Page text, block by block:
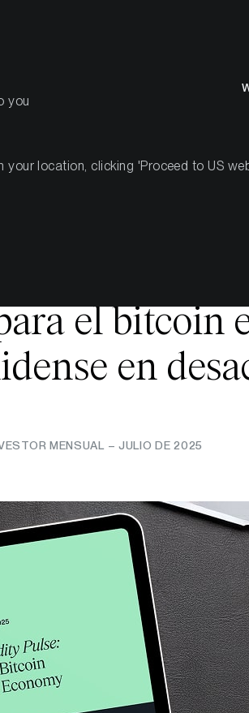
el bitcoin
en
MENSUAL – JULIO DE 2025
you
location, clicking 'Proceed to US